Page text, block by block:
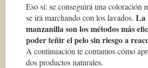
Eso sí: se conseguirá una coloración
se irá marchando con los lavados.La
manzanilla son los métodos más
poder teñir el pelo sin riesgo a
A continuación te contamos cómo
dos productos naturales.